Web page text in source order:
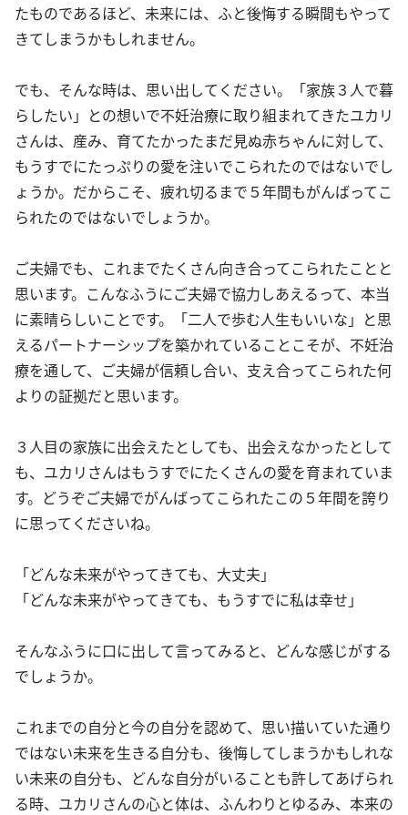
たものであるほど、未来には、ふと後悔する瞬間もやって
きてしまうかもしれません。
でも、そんな時は、思い出してください。「家族３人で暮
らしたい」との想いで不妊治療に取り組まれてきたユカリ
さんは、産み、育てたかったまだ見ぬ赤ちゃんに対して、
もうすでにたっぷりの愛を注いでこられたのではないでし
ょうか。だからこそ、疲れ切るまで５年間もがんばってこ
られたのではないでしょうか。
ご夫婦でも、これまでたくさん向き合ってこられたことと
思います。こんなふうにご夫婦で協力しあえるって、本当
に素晴らしいことです。「二人で歩む人生もいいな」と思
えるパートナーシップを築かれていることこそが、不妊治
療を通して、ご夫婦が信頼し合い、支え合ってこられた何
よりの証拠だと思います。
３人目の家族に出会えたとしても、出会えなかったとして
も、ユカリさんはもうすでにたくさんの愛を育まれていま
す。どうぞご夫婦でがんばってこられたこの５年間を誇り
に思ってくださいね。
「どんな未来がやってきても、大丈夫」
「どんな未来がやってきても、もうすでに私は幸せ」
そんなふうに口に出して言ってみると、どんな感じがする
でしょうか。
これまでの自分と今の自分を認めて、思い描いていた通り
ではない未来を生きる自分も、後悔してしまうかもしれな
い未来の自分も、どんな自分がいることも許してあげられ
る時、ユカリさんの心と体は、ふんわりとゆるみ、本来の